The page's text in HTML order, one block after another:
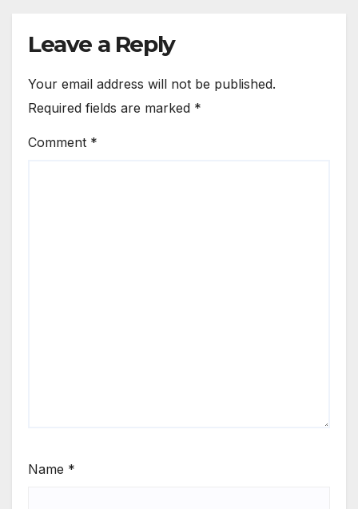
Leave a Reply
Your email address will not be published.
Required fields are marked *
Comment *
Name *